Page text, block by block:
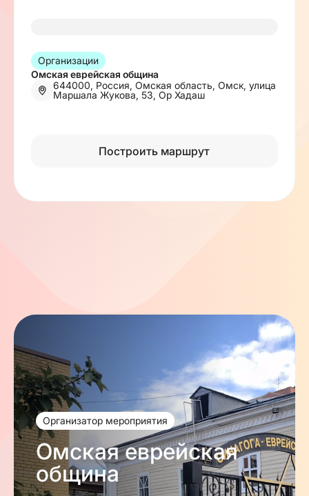
Организации
Омская еврейская община
644000, Россия, Омская область, Омск, улица
Маршала Жукова, 53, Ор Хадаш
Построить маршрут
Организатор мероприятия
Омская еврейская
община